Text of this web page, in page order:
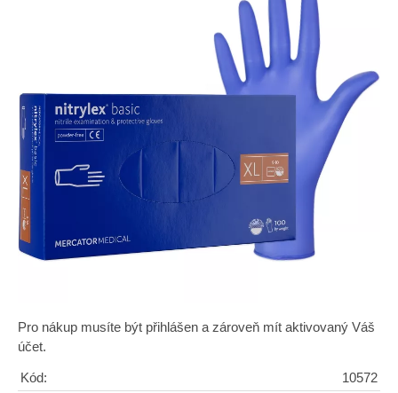
Pro nákup musíte být přihlášen a zároveň mít aktivovaný Váš
účet.
Kód:
10572